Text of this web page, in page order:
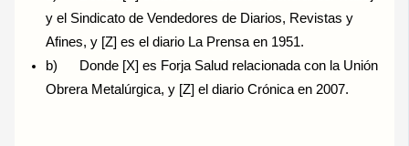
y el Sindicato de Vendedores de Diarios, Revistas y
Afines, y [Z] es el diario La Prensa en 1951.
b) Donde [X] es Forja Salud relacionada con la Unión
Obrera Metalúrgica, y [Z] el diario Crónica en 2007.